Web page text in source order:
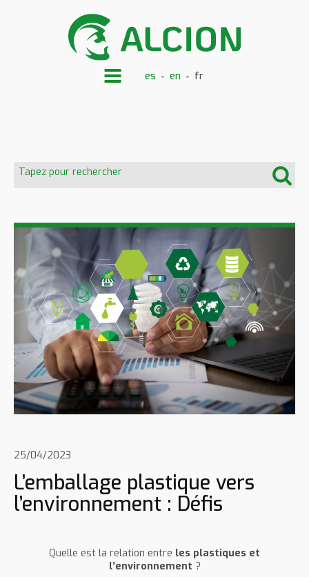
es en fr
25/04/2023
L’emballage plastique vers
l’environnement : Défis
Quelle est la relation entre les plastiques et
l’environnement ?